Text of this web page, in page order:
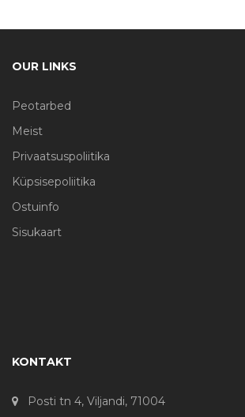
OUR LINKS
Peotarbed
Meist
Privaatsuspoliitika
Küpsisepoliitika
Ostuinfo
Sisukaart
KONTAKT
Posti tn 4, Viljandi, 71004